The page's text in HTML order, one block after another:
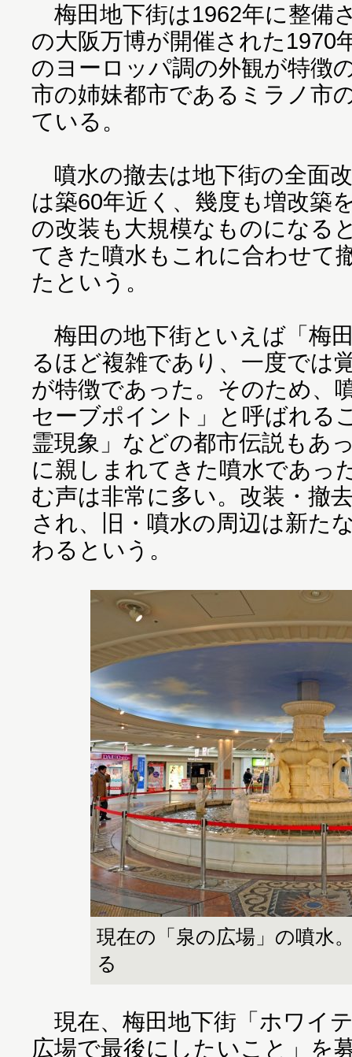
梅田地下街は1962年に整備
の大阪万博が開催された1970
のヨーロッパ調の外観が特徴
市の姉妹都市であるミラノ市
ている。
噴水の撤去は地下街の全面
は築60年近く、幾度も増改築
の改装も大規模なものになる
てきた噴水もこれに合わせて
たという。
梅田の地下街といえば「梅
るほど複雑であり、一度では
が特徴であった。そのため、
セーブポイント」と呼ばれる
霊現象」などの都市伝説もあ
に親しまれてきた噴水であっ
む声は非常に多い。改装・撤
され、旧・噴水の周辺は新た
わるという。
現在の「泉の広場」の噴水
る
現在、梅田地下街「ホワイ
広場で最後にしたいこと」を